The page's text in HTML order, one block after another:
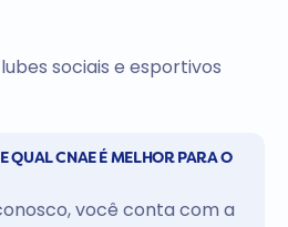
sociais e esportivos
QUAL CNAE É MELHOR PARA O
você conta com a